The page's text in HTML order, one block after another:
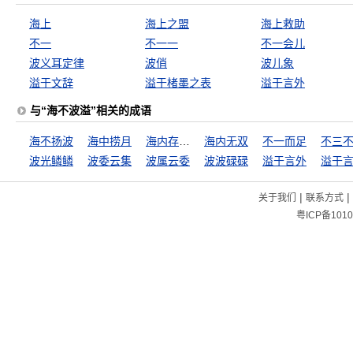
海上 海上之盟
海上救助
不一
不一一
不一会儿
波义耳定律
波俏
波儿象
溢于文辞
溢于楮墨之表 溢于言外
与“海不波溢”相关的成语
海不扬波 海中捞月 海内无双 不一而足
不三
波光鳞鳞
波委云集 波属云委 波波碌碌 溢于言外 溢于
关于我们 | 联系方式|
粤ICP备